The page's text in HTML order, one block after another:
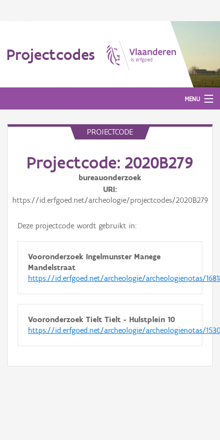
Projectcodes
MENU
PROJECTCODE
Projectcode: 2020B279
bureauonderzoek
URI
https://id.erfgoed.net/archeologie/projectcodes/2020B279
Deze projectcode wordt gebruikt in:
Vooronderzoek Ingelmunster Manege
Mandelstraat
https://id.erfgoed.net/archeologie/archeologienotas/
Vooronderzoek Tielt Tielt - Hulstplein 10
https://id.erfgoed.net/archeologie/archeologienotas/